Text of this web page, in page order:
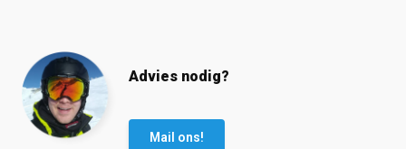
Advies nodig?
Mail ons!